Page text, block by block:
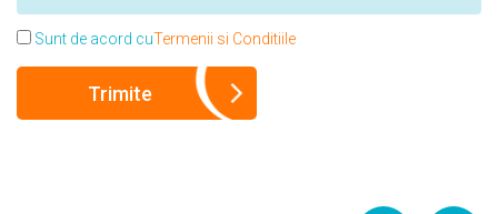
Sunt de acord cuTermenii si Conditiile